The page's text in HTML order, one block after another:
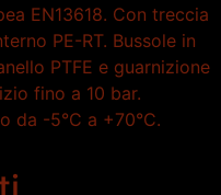
EN13618. Con treccia
PE-RT. Bussole in
PTFE e guarnizione
fino a 10 bar.
da -5°C a +70°C.